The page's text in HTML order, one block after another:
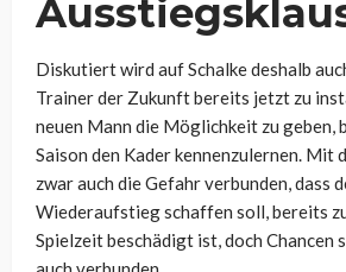
Diskutiert wird auf Schalke deshalb
Trainer der Zukunft bereits jetzt zu
neuen Mann die Möglichkeit zu geben,
Saison den Kader kennenzulernen. Mit
zwar auch die Gefahr verbunden, dass
Wiederaufstieg schaffen soll, bereits
Spielzeit beschädigt ist, doch Chancen